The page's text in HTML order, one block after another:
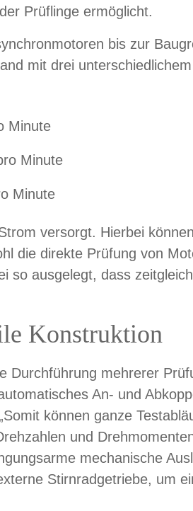
Prüflinge ermöglicht.
bis zur
mit drei
Minute
Minute
Minute
versorgt. Hierbei
die direkte Prüfung von
so ausgelegt, dass
Konstruktion
Durchführung mehrerer
An- und
können ganze
und
mechanische
Stirnradgetriebe, um